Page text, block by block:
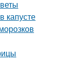
капусте